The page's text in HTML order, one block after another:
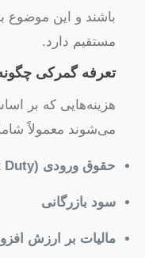
باشند و این موضوع
مستقیم دارد.
تعرفه گمرکی
هزینه‌هایی که بر
می‌شوند معمولاً
حقوق ورودی (Import Duty)
سود بازرگانی
مالیات بر ارزش